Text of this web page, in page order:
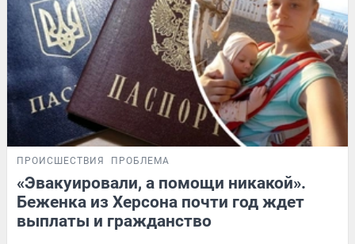
ПРОИСШЕСТВИЯ ПРОБЛЕМА
«Эвакуировали, а помощи никакой».
Беженка из Херсона почти год ждет
выплаты и гражданство